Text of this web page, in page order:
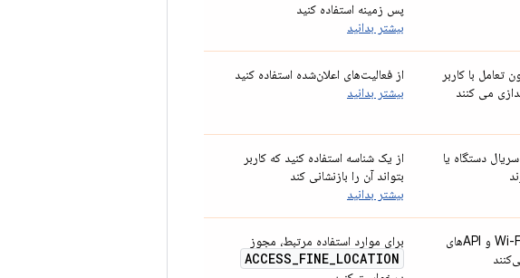
پس زمینه استفاده کنید
بیشتر بدانید
تعامل با کاربر
می کنند
از فعالیت‌های اعلان‌شده استفاده کنید
بیشتر بدانید
دستگاه یا
از یک شناسه استفاده کنید که کاربر
بتواند آن را بازنشانی کند
بیشتر بدانید
برنامه‌هایی که از Wi-Fi و APIهای
برای موارد استفاده مرتبط، مجوز
ACCESS_FINE_LOCATION